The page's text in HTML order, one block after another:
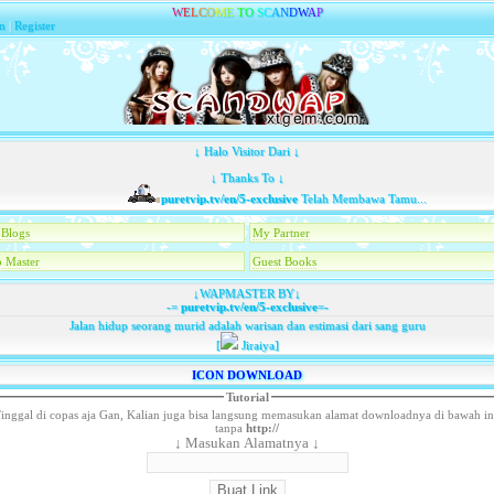
WELCOME TO SCANDWAP
|Register
↓ Halo Visitor Dari ↓
↓ Thanks To ↓
puretvip.tv/en/5-exclusiveTelah Membawa Tamu...
My Partner
Master Guest Books
↓WAPMASTER BY↓
-=puretvip.tv/en/5-exclusive=-
Jalan hidup seorang murid adalah warisan dan estimasi dari sang guru
[
Jiraiya]
ICON DOWNLOAD
Tutorial
di copas aja Gan, Kalian juga bisa langsung memasukan alamat downloadnya di bawah
tanpa http://
↓ Masukan Alamatnya ↓